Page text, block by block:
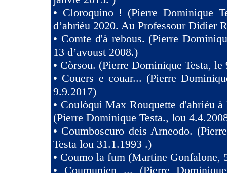
• Cloroquino ! (Pierre Dominique
d’abriéu 2020. Au Professour Didier
• Comte d'à rebous. (Pierre
13 d’avoust 2008.)
• Còrsou. (Pierre Dominique Testa, le
• Couers e couar... (Pierre
9.9.2017)
• Coulòqui Max Rouquette d'abriéu
(Pierre Dominique Testa., lou
• Coumboscuro deis Arneodo.
Testa lou 31.1.1993 .)
• Coumo la fum (Martine Gonfalone,
• Coumunien ... (Pierre